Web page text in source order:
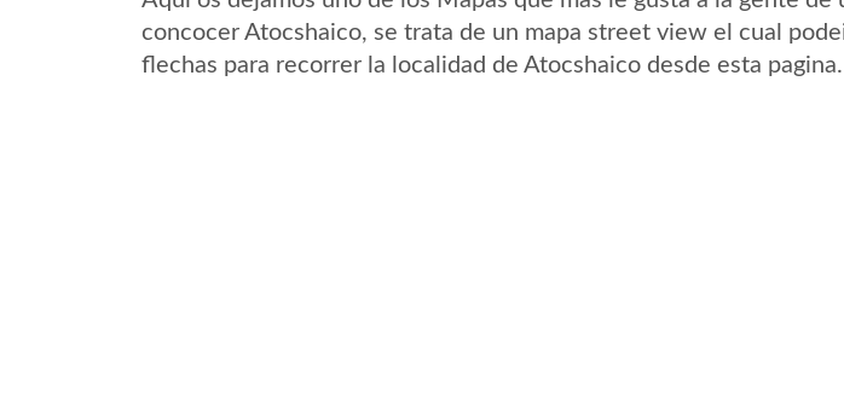
concocer Atocshaico, se trata de un mapa street view el cual
flechas para recorrer la localidad de Atocshaico desde esta pagina.